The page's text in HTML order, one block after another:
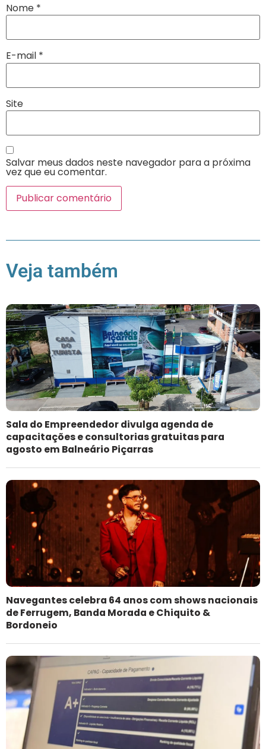
Nome *
E-mail *
Site
Salvar meus dados neste navegador para a próxima
vez que eu comentar.
Veja também
Sala do Empreendedor divulga agenda de
capacitações e consultorias gratuitas para
agosto em Balneário Piçarras
Navegantes celebra 64 anos com shows nacionais
de Ferrugem, Banda Morada e Chiquito &
Bordoneio